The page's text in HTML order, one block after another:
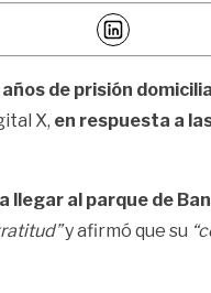
de prisión
X, en respuesta a
llegar al parque de
y afirmó que su